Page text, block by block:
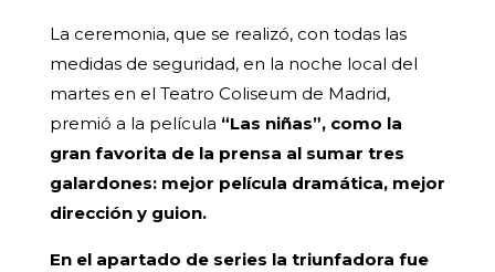
La ceremonia, que se realizó, con todas las
medidas de seguridad, en la noche local del
martes en el Teatro Coliseum de Madrid,
premió a la película “Las niñas”, como la
gran favorita de la prensa al sumar tres
galardones: mejor película dramática, mejor
dirección y guion.
En el apartado de series la triunfadora fue